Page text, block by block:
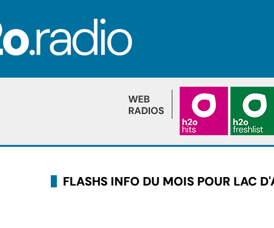
FLASHS INFO DU MOIS POUR LAC